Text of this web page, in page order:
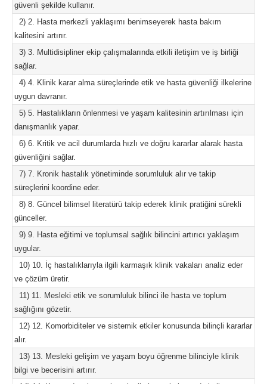
güvenli şekilde kullanır.
2) 2. Hasta merkezli yaklaşımı benimseyerek hasta bakım
kalitesini artırır.
3) 3. Multidisipliner ekip çalışmalarında etkili iletişim ve iş birliği
sağlar.
4) 4. Klinik karar alma süreçlerinde etik ve hasta güvenliği ilkelerine
uygun davranır.
5) 5. Hastalıkların önlenmesi ve yaşam kalitesinin artırılması için
danışmanlık yapar.
6) 6. Kritik ve acil durumlarda hızlı ve doğru kararlar alarak hasta
güvenliğini sağlar.
7) 7. Kronik hastalık yönetiminde sorumluluk alır ve takip
süreçlerini koordine eder.
8) 8. Güncel bilimsel literatürü takip ederek klinik pratiğini sürekli
günceller.
9) 9. Hasta eğitimi ve toplumsal sağlık bilincini artırıcı yaklaşım
uygular.
10) 10. İç hastalıklarıyla ilgili karmaşık klinik vakaları analiz eder
ve çözüm üretir.
11) 11. Mesleki etik ve sorumluluk bilinci ile hasta ve toplum
sağlığını gözetir.
12) 12. Komorbiditeler ve sistemik etkiler konusunda bilinçli kararlar
alır.
13) 13. Mesleki gelişim ve yaşam boyu öğrenme bilinciyle klinik
bilgi ve becerisini artırır.